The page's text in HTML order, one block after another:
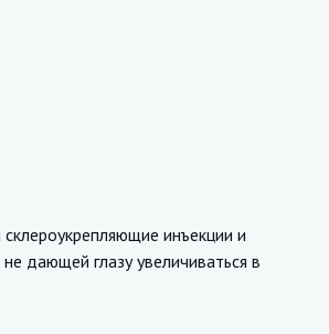
инъекции и
дающей глазу увеличиваться в